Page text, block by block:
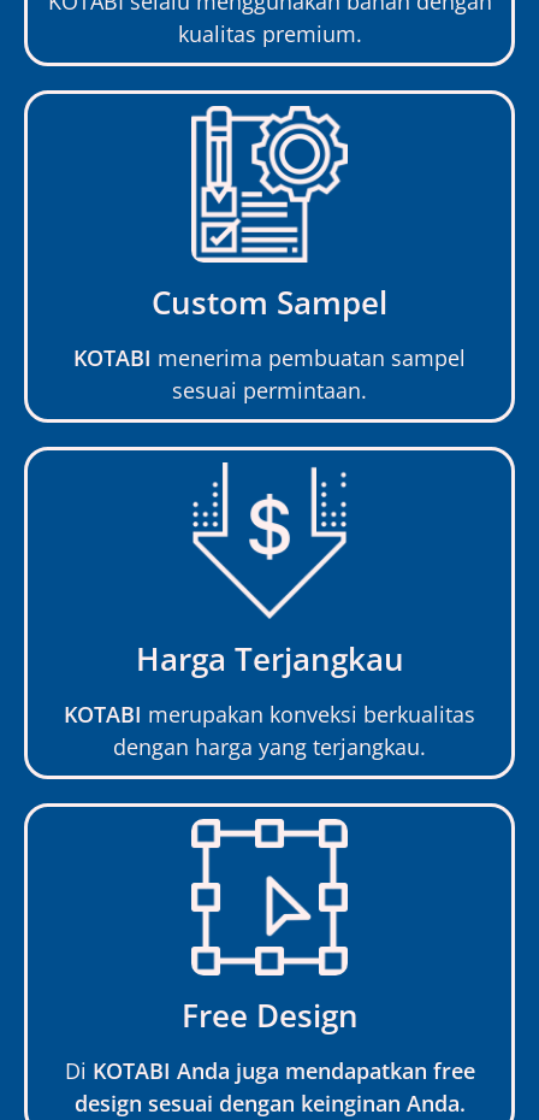
kualitas premium.
Custom Sampel
KOTABI menerima pembuatan sampel
sesuai permintaan.
Harga Terjangkau
KOTABI merupakan konveksi berkualitas
dengan harga yang terjangkau.
Free Design
Di KOTABI Anda juga mendapatkan free
design sesuai dengan keinginan Anda.